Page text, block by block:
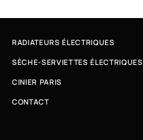
RADIATEURS ÉLECTRIQUES
SÈCHE-SERVIETTES ÉLECTRIQUES
CINIER PARIS
CONTACT